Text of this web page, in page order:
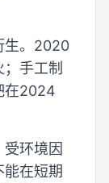
生。2020
手工制
在2024
环境因
在短期